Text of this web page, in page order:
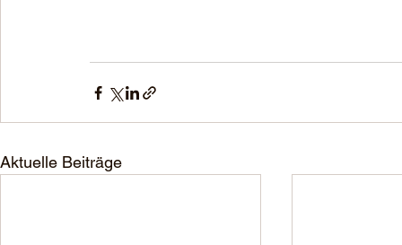
Aktuelle Beiträge